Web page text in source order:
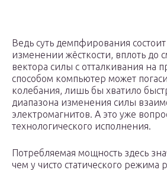
Ведь суть демпфирования
изменении жёсткости, вплоть до
вектора силы с отталкивания на
способом компьютер может
колебания, лишь бы хватило
диапазона изменения силы
электромагнитов. А это уже
технологического исполнения.
Потребляемая мощность здесь
чем у чисто статического режима